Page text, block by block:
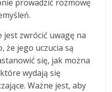
prowadzić rozmowę
zwrócić uwagę na
że jego uczucia są
się, jak można
wydają się
Ważne jest, aby